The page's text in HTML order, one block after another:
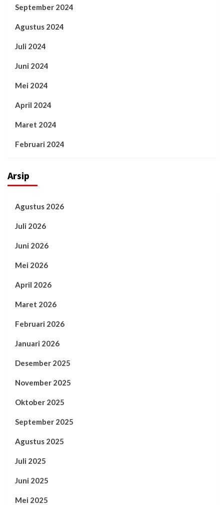
September 2024
Agustus 2024
Juli 2024
Juni 2024
Mei 2024
April 2024
Maret 2024
Februari 2024
Arsip
Agustus 2026
Juli 2026
Juni 2026
Mei 2026
April 2026
Maret 2026
Februari 2026
Januari 2026
Desember 2025
November 2025
Oktober 2025
September 2025
Agustus 2025
Juli 2025
Juni 2025
Mei 2025